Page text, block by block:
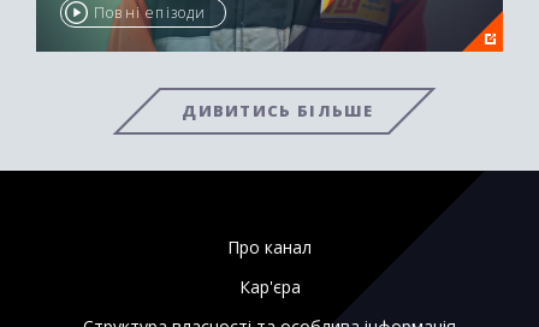
Повні епізоди
ДИВИТИСЬ БІЛЬШЕ
Про канал
Кар'єра